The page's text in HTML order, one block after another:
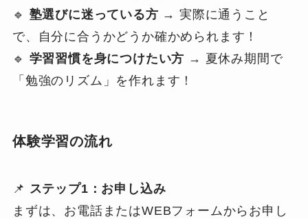
🔹 塾選びに迷っている方 → 実際に通うこと
で、自分に合うかどうか確かめられます！
🔹 学習習慣を身につけたい方 → 夏休み期間で
「勉強のリズム」を作れます！
体験学習の流れ
📌 ステップ1：お申し込み
まずは、お電話またはWEBフォームからお申し